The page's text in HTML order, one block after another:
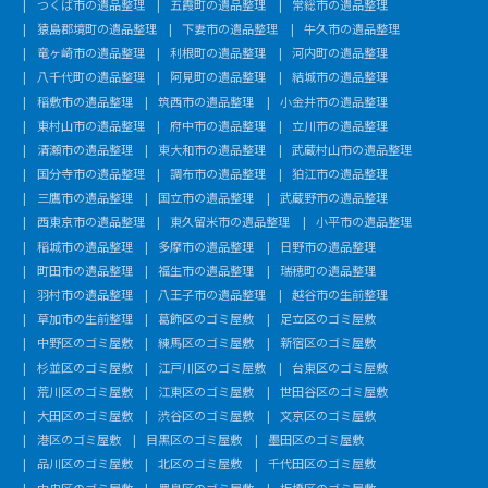
つくば市の遺品整理 五霞町の遺品整理
常総市の遺品整理
猿島郡境町の遺品整理
下妻市の遺品整理
牛久市の遺品整理
竜ヶ崎市の遺品整理
利根町の遺品整理
河内町の遺品整理
八千代町の遺品整理
阿見町の遺品整理
結城市の遺品整理
稲敷市の遺品整理
筑西市の遺品整理
小金井市の遺品整理
東村山市の遺品整理
府中市の遺品整理
立川市の遺品整理
清瀬市の遺品整理
東大和市の遺品整理
武蔵村山市の遺品整理
国分寺市の遺品整理
調布市の遺品整理
狛江市の遺品整理
三鷹市の遺品整理
国立市の遺品整理
武蔵野市の遺品整理
西東京市の遺品整理
東久留米市の遺品整理
小平市の遺品整理
稲城市の遺品整理
多摩市の遺品整理
日野市の遺品整理
町田市の遺品整理
福生市の遺品整理
瑞穂町の遺品整理
羽村市の遺品整理
八王子市の遺品整理
越谷市の生前整理
草加市の生前整理
葛飾区のゴミ屋敷
足立区のゴミ屋敷
中野区のゴミ屋敷
練馬区のゴミ屋敷
新宿区のゴミ屋敷
杉並区のゴミ屋敷
江戸川区のゴミ屋敷
台東区のゴミ屋敷
荒川区のゴミ屋敷
江東区のゴミ屋敷
世田谷区のゴミ屋敷
大田区のゴミ屋敷
渋谷区のゴミ屋敷
文京区のゴミ屋敷
港区のゴミ屋敷
目黒区のゴミ屋敷
墨田区のゴミ屋敷
品川区のゴミ屋敷
北区のゴミ屋敷
千代田区のゴミ屋敷